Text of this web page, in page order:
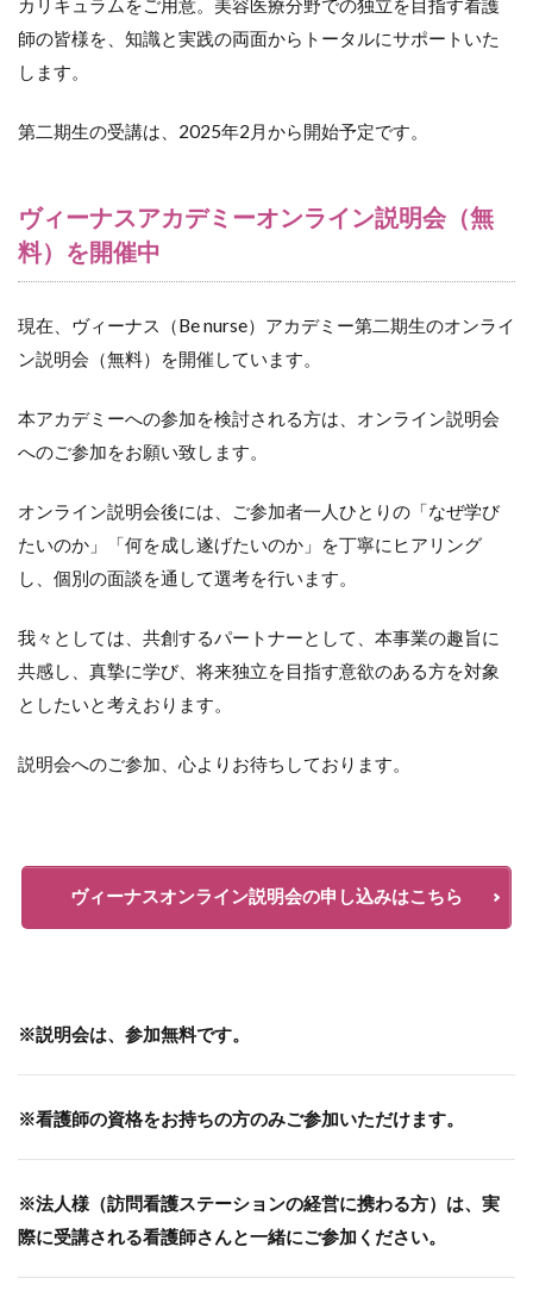
カリキュラムをご用意。美容医療分野での独立を目指す看護
師の皆様を、知識と実践の両面からトータルにサポートいた
します。
第二期生の受講は、2025年2月から開始予定です。
ヴィーナスアカデミーオンライン説明会（無
料）を開催中
現在、ヴィーナス（Be nurse）アカデミー第二期生のオンライ
ン説明会（無料）を開催しています。
本アカデミーへの参加を検討される方は、オンライン説明会
へのご参加をお願い致します。
オンライン説明会後には、ご参加者一人ひとりの「なぜ学び
たいのか」「何を成し遂げたいのか」を丁寧にヒアリング
し、個別の面談を通して選考を行います。
我々としては、共創するパートナーとして、本事業の趣旨に
共感し、真摯に学び、将来独立を目指す意欲のある方を対象
としたいと考えおります。
説明会へのご参加、心よりお待ちしております。
ヴィーナスオンライン説明会の申し込みはこちら
※説明会は、参加無料です。
※看護師の資格をお持ちの方のみご参加いただけます。
※法人様（訪問看護ステーションの経営に携わる方）は、実
際に受講される看護師さんと一緒にご参加ください。